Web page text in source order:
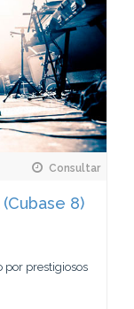
Consultar
8)
por prestigiosos